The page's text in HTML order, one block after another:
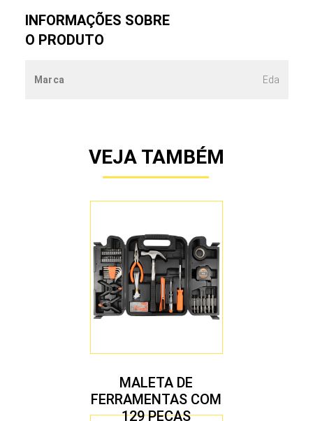
INFORMAÇÕES SOBRE
O PRODUTO
Marca Eda
VEJA TAMBÉM
MALETA DE
FERRAMENTAS COM
129 PEÇAS